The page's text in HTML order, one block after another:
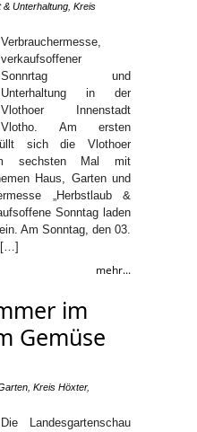
& Unterhaltung Kreis
Verbrauchermesse,
verkaufsoffener
Sonnrtag und
Unterhaltung in der
Vlothoer Innenstadt
Vlotho. Am ersten
füllt sich die Vlothoer
sechsten Mal mit
Haus, Garten und
„Herbstlaub &
Sonntag laden
Am Sonntag, den 03.
[…]
mehr...
im
Gemüse
Kreis Höxter,
Die Landesgartenschau